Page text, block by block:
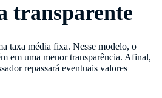
transparente
taxa média fixa. Nesse modelo, o
em uma menor transparência. Afinal,
repassará eventuais valores